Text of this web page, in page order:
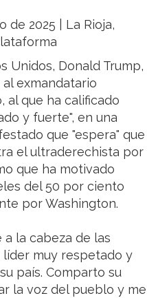
de 2025 | La Rioja,
Unidos, Donald Trump,
exmandatario
al que ha calificado
y fuerte", en una
que "espera" que
el ultraderechista por
que ha motivado
del 50 por ciento
por Washington.
la cabeza de las
líder muy respetado y
país. Comparto su
la voz del pueblo y me